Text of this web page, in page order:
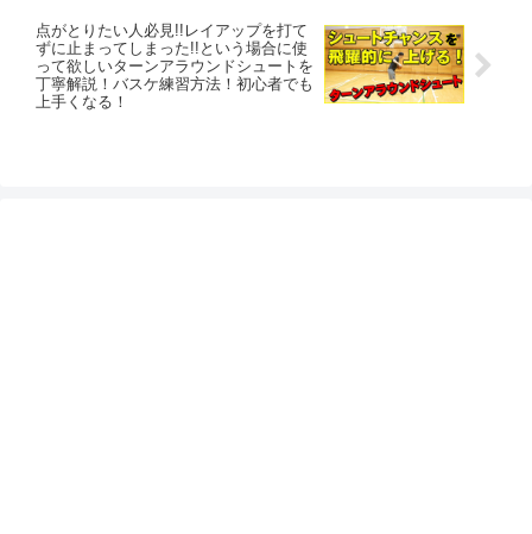
点がとりたい人必見!!レイアップを打て
ずに止まってしまった!!という場合に使
って欲しいターンアラウンドシュートを
丁寧解説！バスケ練習方法！初心者でも
上手くなる！